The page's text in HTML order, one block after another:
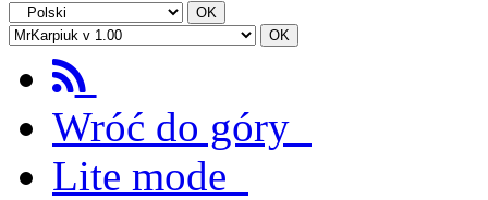
Wróć do góry
Lite mode